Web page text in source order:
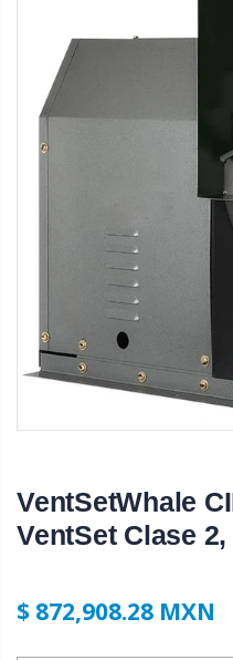
VentSetWhale
VentSet Clase
$ 872,908.28 MXN